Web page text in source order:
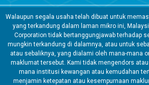
Walaupun segala usaha telah dibuat untuk
yang terkandung dalam laman mikro ini,
Corporation tidak bertanggungjawab terhadap
mungkin terkandung di dalamnya, atau untuk
atau sebaliknya, yang dialami oleh mana-mana
maklumat tersebut. Kami tidak mengendors
mana institusi kewangan atau kemudahan
menjamin ketepatan atau kesempurnaan